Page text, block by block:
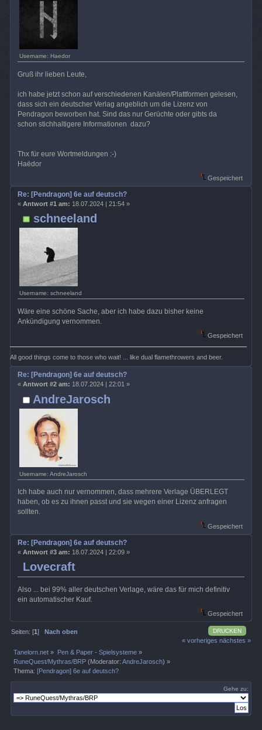
Username: Haedor
Gruß ihr lieben Leute,
ich habe jetzt schon auf verschiedenen Kanälen/Plattformen gelesen,
dass sich ein deutscher Verlag angeblich um die Lizenz von
Pendragon beworben hat. Sind das nur Gerüchte oder gibts da
schon stichhaltigere Informationen dazu?
Thx für eure Wortmeldungen :-)
Haëdor
Gespeichert
schneeland
Username: schneeland
Re: [Pendragon] 6e auf deutsch?
« Antwort #1 am: 18.07.2024 | 21:54 »
Wäre eine schöne Sache, aber ich habe dazu bisher keine
Ankündigung vernommen.
Gespeichert
All good things come to those who wait! ... like dual flamethrowers and beer.
AndreJarosch
Username: AndreJarosch
Re: [Pendragon] 6e auf deutsch?
« Antwort #2 am: 18.07.2024 | 22:01 »
Ich habe auch nur vernommen, dass mehrere Verlage ÜBERLEGT
haben, ob es zu ihnen passt und sie wegen einer Lizenz anfragen
sollten.
Gespeichert
Lovecraft
Re: [Pendragon] 6e auf deutsch?
« Antwort #3 am: 18.07.2024 | 22:09 »
Also ... bei 99% aller deutschen Verlage, wäre das für mich definitiv
ein automatischer Kauf.
Gespeichert
DRUCKEN
Seiten: [1]Nach oben
« vorheriges nächstes »
Tanelorn.net » Pen & Paper - Spielsysteme»
RuneQuest/Mythras/BRP (Moderator:AndreJarosch) »
Thema:[Pendragon] 6e auf deutsch?
Gehe zu: